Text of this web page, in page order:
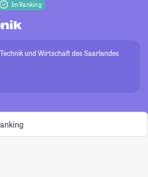
Im Ranking
und Wirtschaft des Saarlandes